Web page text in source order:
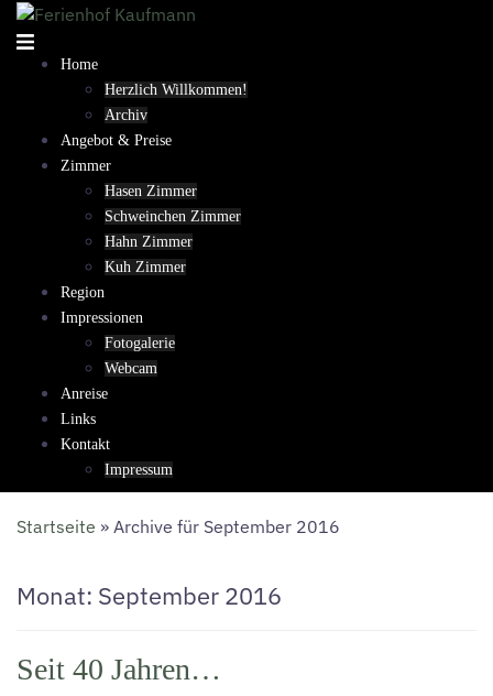
Springe
zum
Inhalt
Home
Herzlich Willkommen!
Archiv
Angebot & Preise
Zimmer
Hasen Zimmer
Schweinchen Zimmer
Hahn Zimmer
Kuh Zimmer
Region
Impressionen
Fotogalerie
Webcam
Anreise
Links
Kontakt
Impressum
Startseite » Archive für September 2016
Monat: September 2016
Seit 40 Jahren…